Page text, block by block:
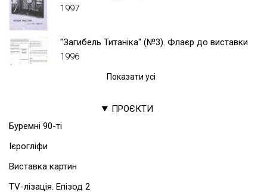
1997
"Загибель Титаніка" (№3). Флаєр до виставки
1996
Показати усі
ПРОЄКТИ
Буремні 90-ті
Ієрогліфи
Виставка картин
TV-лізація. Епізод 2